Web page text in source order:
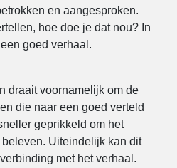
en aangesproken.
hoe doe je dat nou? In
goed verhaal.
draait voornamelijk om de
die naar een goed verteld
geprikkeld om het
Uiteindelijk kan dit
met het verhaal.